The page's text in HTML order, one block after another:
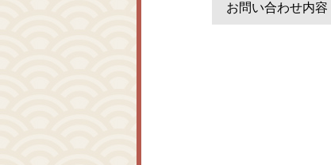
お問い合わせ内容